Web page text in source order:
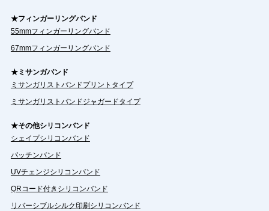
★フィンガーリングバンド
55mmフィンガーリングバンド
67mmフィンガーリングバンド
★ミサンガバンド
ミサンガリストバンドプリントタイプ
ミサンガリストバンドジャガードタイプ
★その他シリコンバンド
シェイプシリコンバンド
パッチンバンド
UVチェンジシリコンバンド
QRコード付きシリコンバンド
リバーシブルシルク印刷シリコンバンド